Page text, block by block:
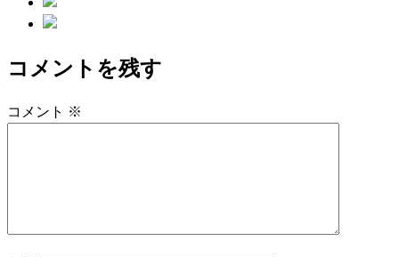
コメントを残す
コメント ※